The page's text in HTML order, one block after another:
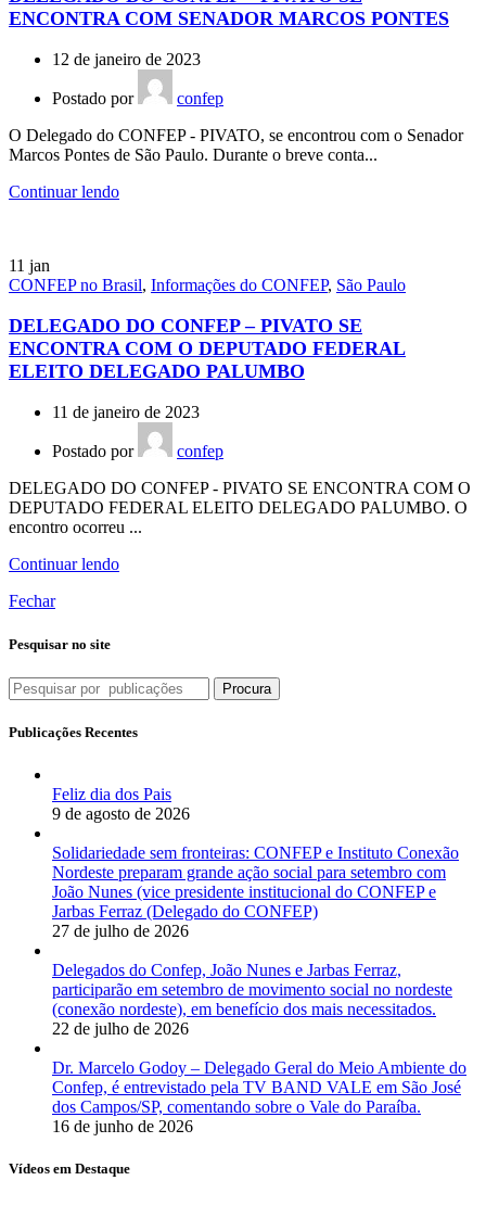
ENCONTRA COM SENADOR MARCOS PONTES
12 de janeiro de 2023
Postado por
confep
O Delegado do CONFEP - PIVATO, se encontrou com o Senador
Marcos Pontes de São Paulo. Durante o breve conta...
Continuar lendo
11 jan
CONFEP no Brasil, Informações do CONFEP, São Paulo
DELEGADO DO CONFEP – PIVATO SE
ENCONTRA COM O DEPUTADO FEDERAL
ELEITO DELEGADO PALUMBO
11 de janeiro de 2023
Postado por
confep
DELEGADO DO CONFEP - PIVATO SE ENCONTRA COM O
DEPUTADO FEDERAL ELEITO DELEGADO PALUMBO. O
encontro ocorreu ...
Continuar lendo
Fechar
Pesquisar no site
Procura
Publicações Recentes
Feliz dia dos Pais
9 de agosto de 2026
Solidariedade sem fronteiras: CONFEP e Instituto Conexão
Nordeste preparam grande ação social para setembro com
João Nunes (vice presidente institucional do CONFEP e
Jarbas Ferraz (Delegado do CONFEP)
27 de julho de 2026
Delegados do Confep, João Nunes e Jarbas Ferraz,
participarão em setembro de movimento social no nordeste
(conexão nordeste), em benefício dos mais necessitados.
22 de julho de 2026
Dr. Marcelo Godoy – Delegado Geral do Meio Ambiente do
Confep, é entrevistado pela TV BAND VALE em São José
dos Campos/SP, comentando sobre o Vale do Paraíba.
16 de junho de 2026
Vídeos em Destaque